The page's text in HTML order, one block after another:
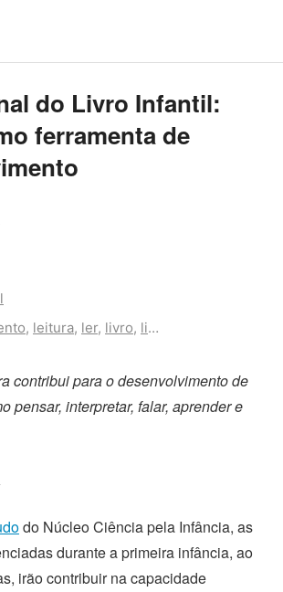
do Livro Infantil:
ferramenta de
, leitura, ler, livro, livro infantil
contribui para o desenvolvimento de
pensar, interpretar, falar, aprender e
do Núcleo Ciência pela Infância, as
durante a primeira infância, ao
irão contribuir na capacidade